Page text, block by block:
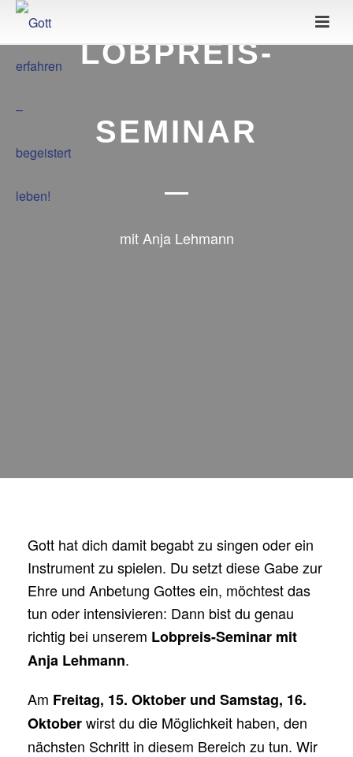
LOBPREIS-
SEMINAR
mit Anja Lehmann
Gott hat dich damit begabt zu singen oder ein
Instrument zu spielen. Du setzt diese Gabe zur
Ehre und Anbetung Gottes ein, möchtest das
tun oder intensivieren: Dann bist du genau
richtig bei unserem Lobpreis-Seminar mit
Anja Lehmann.
Am Freitag, 15. Oktober und Samstag, 16.
Oktoberwirst du die Möglichkeit haben, den
nächsten Schritt in diesem Bereich zu tun. Wir